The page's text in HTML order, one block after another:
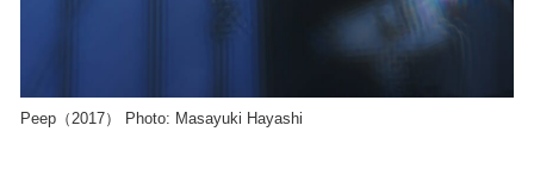
Peep（2017） Photo: Masayuki Hayashi